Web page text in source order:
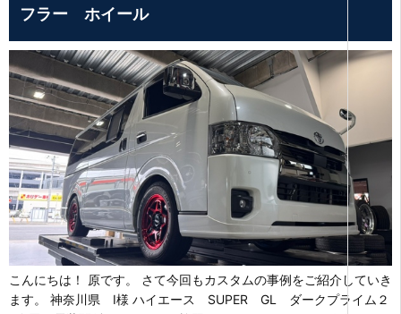
フラー ホイール
こんにちは！ 原です。 さて今回もカスタムの事例をご紹介していき
ます。 神奈川県 I様 ハイエース SUPER GL ダークプライム２